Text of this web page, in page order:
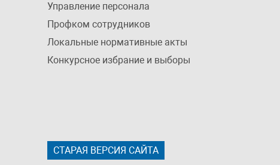
Управление персоналa
Профком сотрудников
Локальные нормативные акты
Конкурсное избрание и выборы
СТАРАЯ ВЕРСИЯ САЙТА